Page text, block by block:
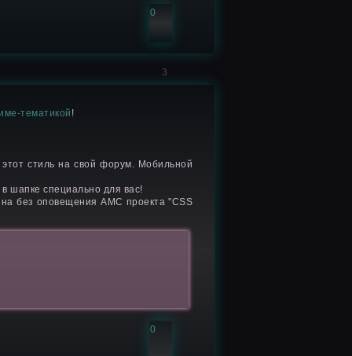
0
3
тематикой !
стиль на свой форум. Мобильной
шапке специально для вас!
без оповещения АМС проекта "CSS
0